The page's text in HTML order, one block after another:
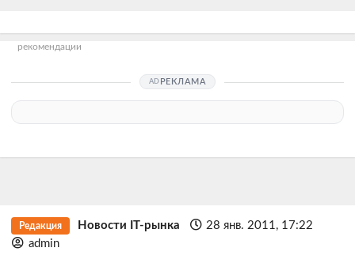
рекомендации
РЕКЛАМА
Редакция Новости IT-рынка
28 янв. 2011, 17:22
admin